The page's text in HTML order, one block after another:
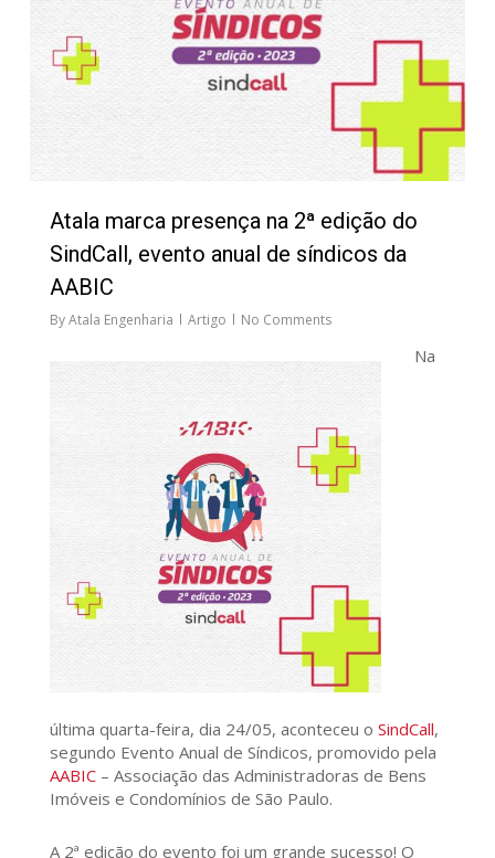
Atala marca presença na 2ª edição do
SindCall, evento anual de síndicos da
AABIC
ByAtala Engenharia Artigo No Comments
Na
última quarta-feira, dia 24/05, aconteceu o SindCall,
segundo Evento Anual de Síndicos, promovido pela
AABIC– Associação das Administradoras de Bens
Imóveis e Condomínios de São Paulo.
A 2ª edição do evento foi um grande sucesso! O